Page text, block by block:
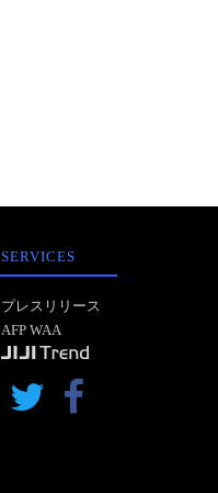
SERVICES
プレスリリース
AFP WAA